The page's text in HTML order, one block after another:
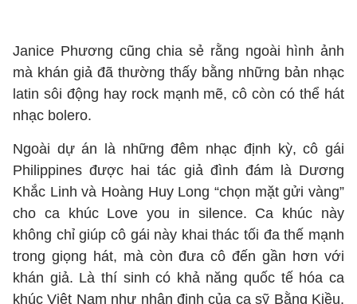
Janice Phương cũng chia sẻ rằng ngoài hình ảnh
mà khán giả đã thường thấy bằng những bản nhạc
latin sôi động hay rock mạnh mẽ, cô còn có thể hát
nhạc bolero.
Ngoài dự án là những đêm nhạc định kỳ, cô gái
Philippines được hai tác giả đình đám là Dương
Khắc Linh và Hoàng Huy Long “chọn mặt gửi vàng”
cho ca khúc Love you in silence. Ca khúc này
không chỉ giúp cô gái này khai thác tối đa thế mạnh
trong giọng hát, mà còn đưa cô đến gần hơn với
khán giả. Là thí sinh có khả năng quốc tế hóa ca
khúc Việt Nam như nhận định của ca sỹ Bằng Kiều,